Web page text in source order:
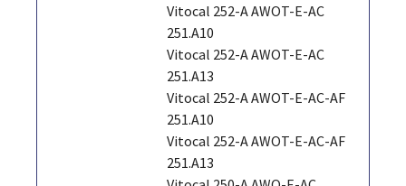
Vitocal 252-A AWOT-E-AC
251.A10
Vitocal 252-A AWOT-E-AC
251.A13
Vitocal 252-A AWOT-E-AC-AF
251.A10
Vitocal 252-A AWOT-E-AC-AF
251.A13